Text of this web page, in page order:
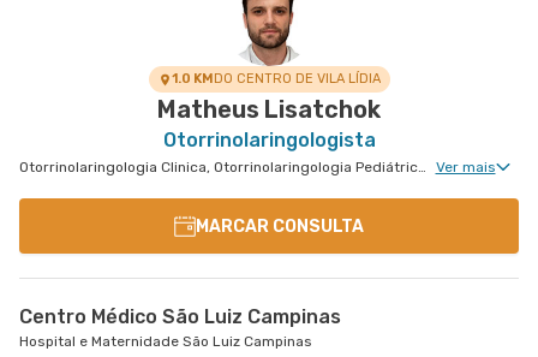
1.0 KMDO CENTRO DE VILA LÍDIA
Matheus Lisatchok
Otorrinolaringologista
Otorrinolaringologia Clinica, Otorrinolaringologia Pediátrica, Cirurgia Oncológica de Cabeça e Pescoço, Cirurgia de Cabeça e Pescoço Ver mais
MARCAR CONSULTA
Centro Médico São Luiz Campinas
Hospital e Maternidade São Luiz Campinas